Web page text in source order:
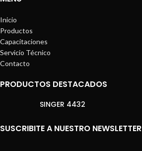
Inicio
Productos
Capacitaciones
Servicio Técnico
Contacto
PRODUCTOS DESTACADOS
SINGER 4432
SUSCRIBITE A NUESTRO NEWSLETTER